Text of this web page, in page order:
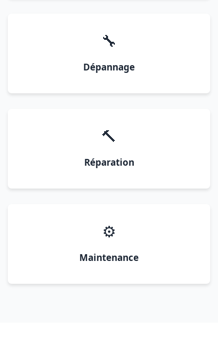
🔧
Dépannage
🔨
Réparation
⚙️
Maintenance